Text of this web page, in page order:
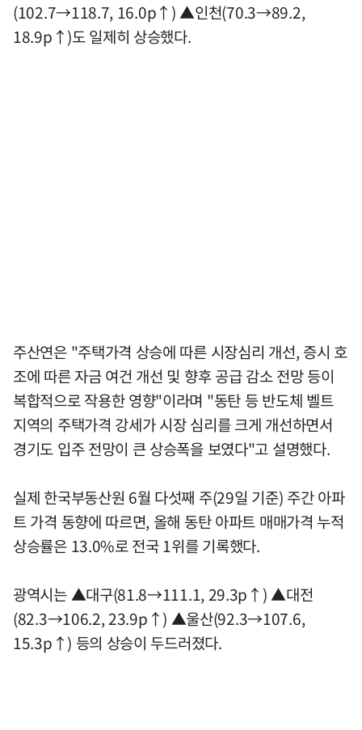
(102.7→118.7, 16.0p↑) ▲인천(70.3→89.2,
18.9p↑)도 일제히 상승했다.
주산연은 "주택가격 상승에 따른 시장심리 개선, 증시 호
조에 따른 자금 여건 개선 및 향후 공급 감소 전망 등이
복합적으로 작용한 영향"이라며 "동탄 등 반도체 벨트
지역의 주택가격 강세가 시장 심리를 크게 개선하면서
경기도 입주 전망이 큰 상승폭을 보였다"고 설명했다.
실제 한국부동산원 6월 다섯째 주(29일 기준) 주간 아파
트 가격 동향에 따르면, 올해 동탄 아파트 매매가격 누적
상승률은 13.0%로 전국 1위를 기록했다.
광역시는 ▲대구(81.8→111.1, 29.3p↑) ▲대전
(82.3→106.2, 23.9p↑) ▲울산(92.3→107.6,
15.3p↑) 등의 상승이 두드러졌다.